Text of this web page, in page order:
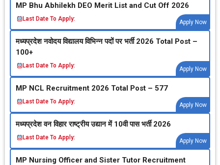
MP Bhu Abhilekh DEO Merit List and Cut Off 2026
Last Date To Apply:
Apply Now
मध्‍यप्रदेश नवोदय विद्यालय विभिन्‍न पदों पर भर्ती 2026 Total Post –
100+
Last Date To Apply:
Apply Now
MP NCL Recruitment 2026 Total Post – 577
Last Date To Apply:
Apply Now
मध्‍यप्रदेश वन विहार राष्‍ट्रीय उद्यान में 10वी पास भर्ती 2026
Last Date To Apply:
Apply Now
MP Nursing Officer and Sister Tutor Recruitment